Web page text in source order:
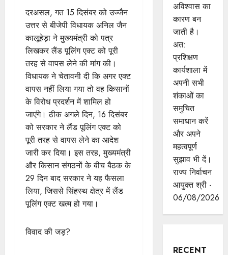
दरअसल, गत 15 दिसंबर को उज्जैन
उत्तर से बीजेपी विधायक अनिल जैन
कालूहेड़ा ने मुख्यमंत्री को पत्र
लिखकर लैंड पूलिंग एक्ट को पूरी
तरह से वापस लेने की मांग की।
विधायक ने चेतावनी दी कि अगर एक्ट
वापस नहीं लिया गया तो वह किसानों
के विरोध प्रदर्शन में शामिल हो
जाएंगे। ठीक अगले दिन, 16 दिसंबर
को सरकार ने लैंड पूलिंग एक्ट को
पूरी तरह से वापस लेने का आदेश
जारी कर दिया। इस तरह, मुख्यमंत्री
और किसान संगठनों के बीच बैठक के
29 दिन बाद सरकार ने यह फैसला
लिया, जिससे सिंहस्थ क्षेत्र में लैंड
पूलिंग एक्ट खत्म हो गया।
विवाद की जड़?
अविश्वास का
कारण बन
जाती है।
अत:
प्रशिक्षण
कार्यशाला में
अपनी सभी
शंकाओं का
समुचित
समाधान करें
और अपने
महत्वपूर्ण
सुझाव भी दें।
राज्य निर्वाचन
आयुक्त श्री -
06/08/2026
RECENT